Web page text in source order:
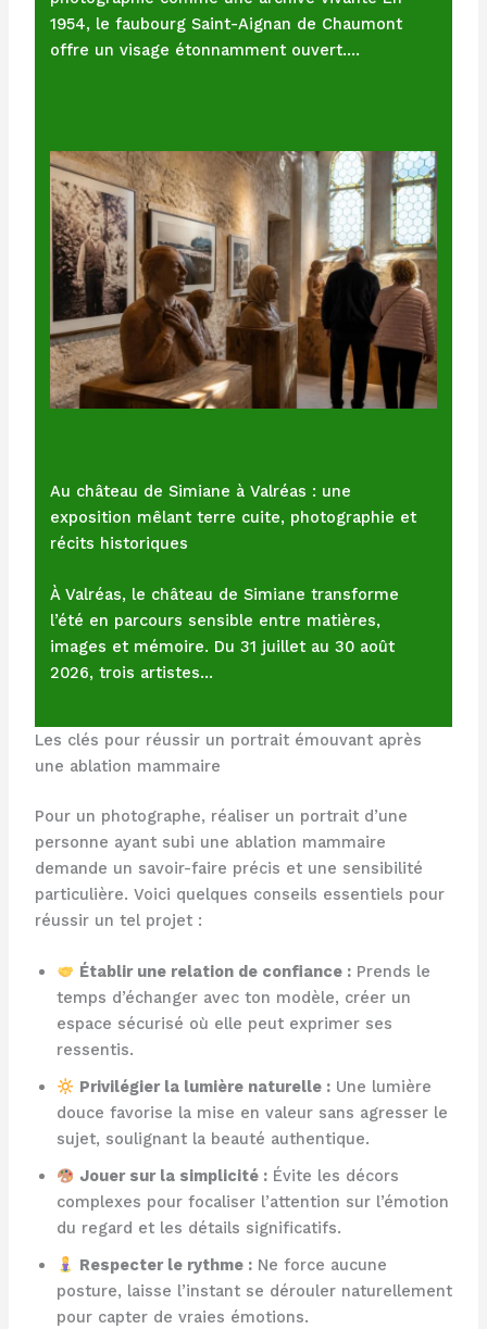
1954, le faubourg Saint-Aignan de Chaumont
offre un visage étonnamment ouvert.…
Au château de Simiane à Valréas : une
exposition mêlant terre cuite, photographie et
récits historiques
À Valréas, le château de Simiane transforme
l’été en parcours sensible entre matières,
images et mémoire. Du 31 juillet au 30 août
2026, trois artistes…
Les clés pour réussir un portrait émouvant après
une ablation mammaire
Pour un photographe, réaliser un portrait d’une
personne ayant subi une ablation mammaire
demande un savoir-faire précis et une sensibilité
particulière. Voici quelques conseils essentiels pour
réussir un tel projet :
Établir une relation de confiance : Prends le
temps d’échanger avec ton modèle, créer un
espace sécurisé où elle peut exprimer ses
ressentis.
Privilégier la lumière naturelle : Une lumière
douce favorise la mise en valeur sans agresser le
sujet, soulignant la beauté authentique.
Jouer sur la simplicité : Évite les décors
complexes pour focaliser l’attention sur l’émotion
du regard et les détails significatifs.
Respecter le rythme : Ne force aucune
posture, laisse l’instant se dérouler naturellement
pour capter de vraies émotions.